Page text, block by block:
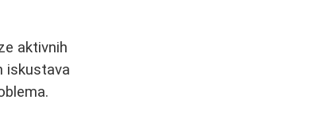
aktivnih
iskustava